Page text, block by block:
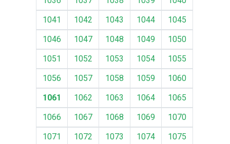
1041
1042 1043 1044
1045
1046
1047 1048 1049
1050
1051
1052 1053 1054
1055
1056
1057 1058 1059
1060
1061
1062 1063 1064
1065
1066
1067 1068 1069
1070
1071
1072 1073 1074
1075